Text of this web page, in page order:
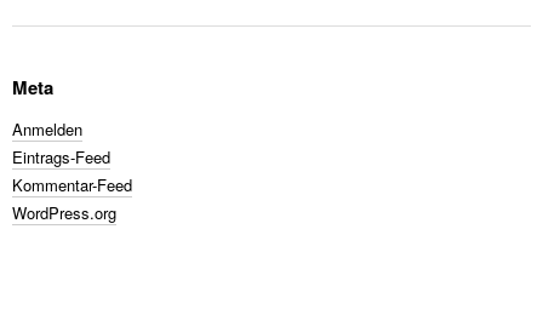
Meta
Anmelden
Eintrags-Feed
Kommentar-Feed
WordPress.org